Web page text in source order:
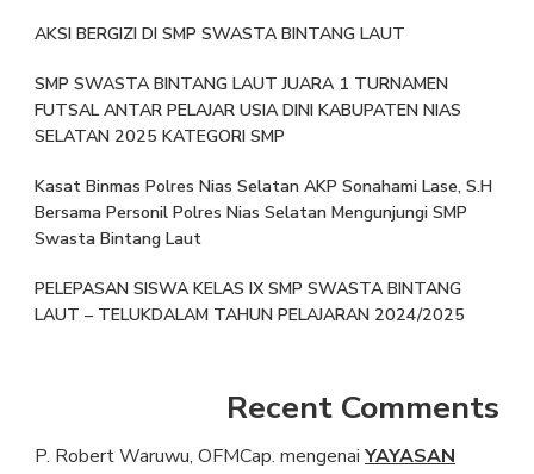
AKSI BERGIZI DI SMP SWASTA BINTANG LAUT
SMP SWASTA BINTANG LAUT JUARA 1 TURNAMEN
FUTSAL ANTAR PELAJAR USIA DINI KABUPATEN NIAS
SELATAN 2025 KATEGORI SMP
Kasat Binmas Polres Nias Selatan AKP Sonahami Lase, S.H
Bersama Personil Polres Nias Selatan Mengunjungi SMP
Swasta Bintang Laut
PELEPASAN SISWA KELAS IX SMP SWASTA BINTANG
LAUT – TELUKDALAM TAHUN PELAJARAN 2024/2025
Recent Comments
P. Robert Waruwu, OFMCap. mengenai YAYASAN